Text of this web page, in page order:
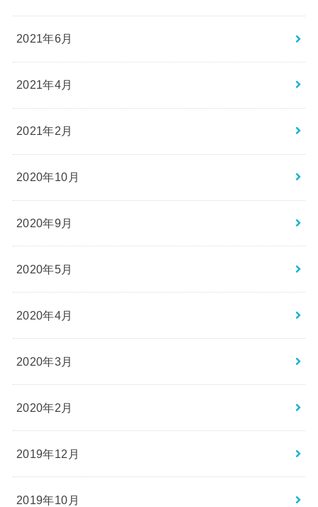
2021年6月
2021年4月
2021年2月
2020年10月
2020年9月
2020年5月
2020年4月
2020年3月
2020年2月
2019年12月
2019年10月